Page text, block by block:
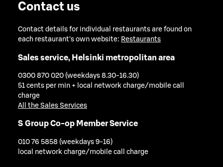
Contact us
Contact details for individual restaurants are found on
each restaurant's own website: Restaurants
Sales service, Helsinki metropolitan area
0300 870 020 (weekdays 8.30-16.30)
51 cents per min + local network charge/mobile call
charge
All the Sales Services
S Group Co-op Member Service
010 76 5858 (weekdays 9-16)
local network charge/mobile call charge